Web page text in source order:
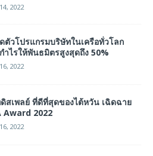
2022
ตัวโปรแกรมบริษัทในเครือทั่วโลก
ำไรให้พันธมิตรสูงสุดถึง 50%
2022
สเพลย์ ที่ดีที่สุดของไต้หวัน เฉิดฉาย
Award 2022
2022